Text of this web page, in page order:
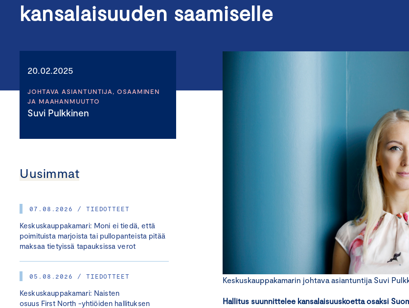
kansalaisuuden saamiselle
20.02.2025
JOHTAVA ASIANTUNTIJA, OSAAMINEN
JA MAAHANMUUTTO
Suvi Pulkkinen
Uusimmat
07.08.2026 / TIEDOTTEET
Keskuskauppakamari: Moni ei tiedä, että
poimituista marjoista tai pullopanteista pitää
maksaa tietyissä tapauksissa verot
05.08.2026 / TIEDOTTEET
Keskuskauppakamari: Naisten
osuus First North -yhtiöiden hallituksen
Keskuskauppakamarin johtava asiantuntija Suvi
Hallitus suunnittelee kansalaisuuskoetta osaksi